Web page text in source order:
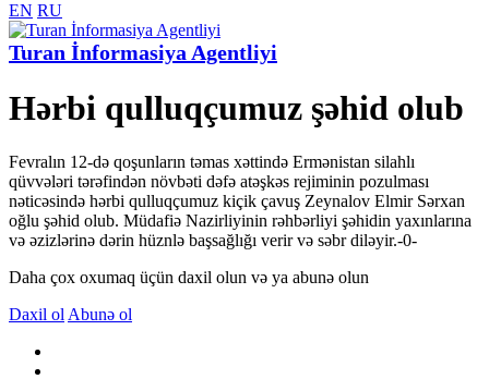
EN RU
Turan İnformasiya Agentliyi
Hərbi qulluqçumuz şəhid olub
Fevralın 12-də qoşunların təmas xəttində Ermənistan silahlı
qüvvələri tərəfindən növbəti dəfə atəşkəs rejiminin pozulması
nəticəsində hərbi qulluqçumuz kiçik çavuş Zeynalov Elmir Sərxan
oğlu şəhid olub. Müdafiə Nazirliyinin rəhbərliyi şəhidin yaxınlarına
və əzizlərinə dərin hüznlə başsağlığı verir və səbr diləyir.-0-
Daha çox oxumaq üçün daxil olun və ya abunə olun
Daxil ol Abunə ol